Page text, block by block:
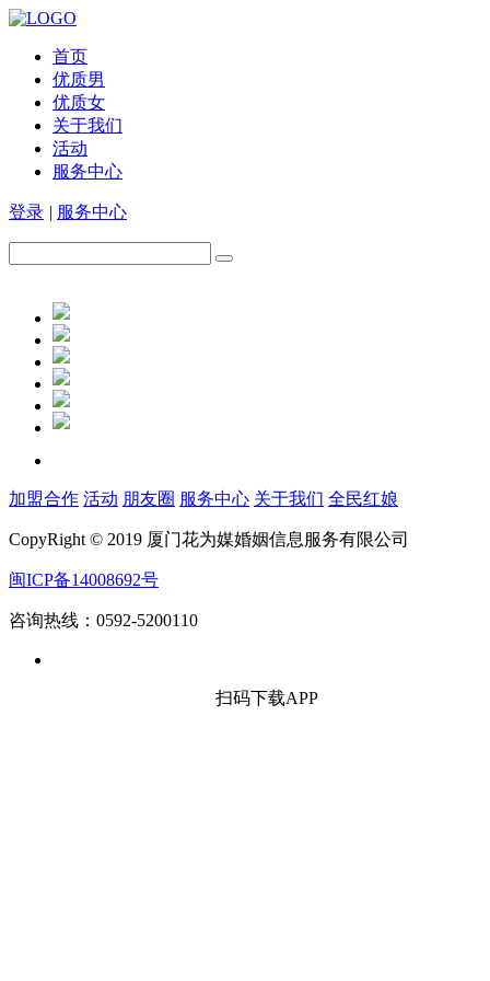
首页
优质男
优质女
关于我们
活动
服务中心
登录 | 服务中心
加盟合作 活动 朋友圈 服务中心 关于我们 全民红娘
CopyRight © 2019 厦门花为媒婚姻信息服务有限公司
闽ICP备14008692号
咨询热线：0592-5200110
扫码下载APP